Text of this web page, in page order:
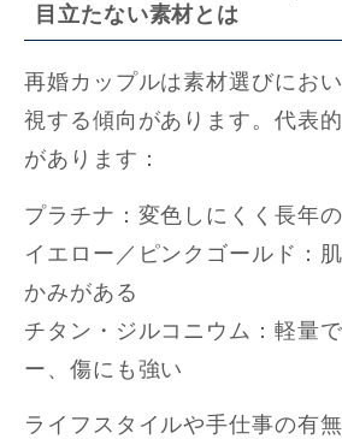
目立たない素材とは
再婚カップルは素材選びにお
視する傾向があります。代表
があります：
プラチナ：変色しにくく長年
イエロー／ピンクゴールド：
かみがある
チタン・ジルコニウム：軽量
ー、傷にも強い
ライフスタイルや手仕事の有